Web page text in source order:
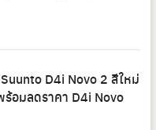
D4i Novo 2 สีใหม่
อมลดราคา D4i Novo